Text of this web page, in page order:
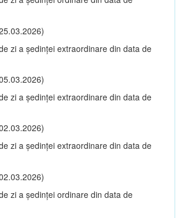
zi a şedinţei extraordinare din data de
zi a şedinţei extraordinare din data de
zi a şedinţei extraordinare din data de
zi a şedinţei ordinare din data de